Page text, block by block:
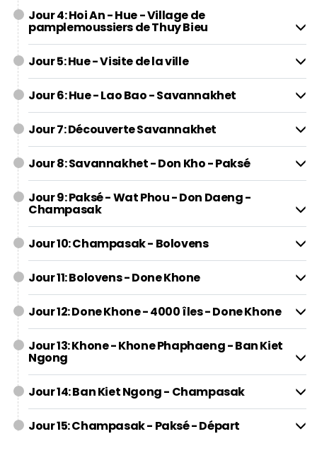
Jour 4: Hoi An - Hue - Village de
pamplemoussiers de Thuy Bieu
Jour 5: Hue - Visite de la ville
Jour 6: Hue - Lao Bao - Savannakhet
Jour 7: Découverte Savannakhet
Jour 8: Savannakhet - Don Kho - Paksé
Jour 9: Paksé - Wat Phou - Don Daeng -
Champasak
Jour 10: Champasak - Bolovens
Jour 11: Bolovens - Done Khone
Jour 12: Done Khone - 4000 îles - Done Khone
Jour 13: Khone - Khone Phaphaeng - Ban Kiet
Ngong
Jour 14: Ban Kiet Ngong - Champasak
Jour 15: Champasak - Paksé - Départ